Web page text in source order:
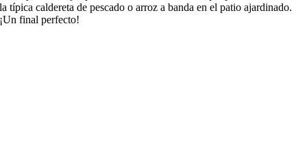
la típica caldereta de pescado o arroz a banda en el patio ajardinado.
¡Un final perfecto!